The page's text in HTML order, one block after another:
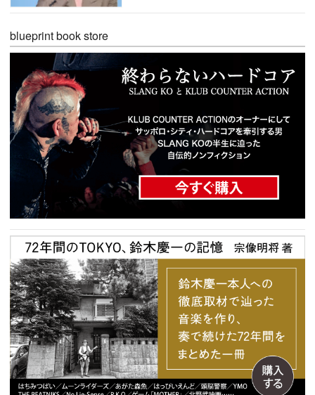
blueprint book store